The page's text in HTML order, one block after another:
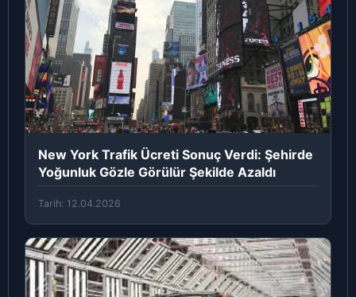
New York Trafik Ücreti Sonuç Verdi: Şehirde
Yoğunluk Gözle Görülür Şekilde Azaldı
Tarih: 12.04.2026